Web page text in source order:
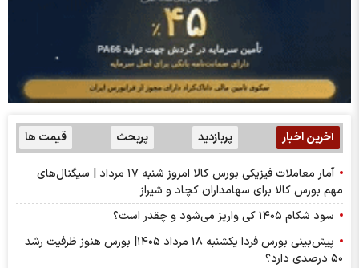
آخرین اخبار پربازدید پربحث قیمت ها
آمار معاملات فیزیکی بورس کالا امروز شنبه ۱۷ مرداد | سیگنال‌های
مهم بورس کالا برای سهامداران کچاد و شیراز
سود شکام ۱۴۰۵ کی واریز می‌شود و چقدر است؟
پیش‌بینی بورس فردا یکشنبه ۱۸ مرداد ۱۴۰۵| بورس هنوز ظرفیت رشد
۵۰ درصدی دارد؟